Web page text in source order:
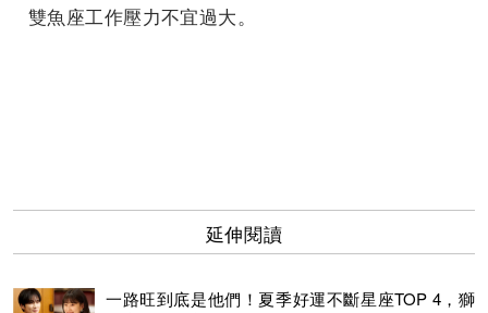
雙魚座工作壓力不宜過大。
延伸閱讀
一路旺到底是他們！夏季好運不斷星座TOP 4，獅